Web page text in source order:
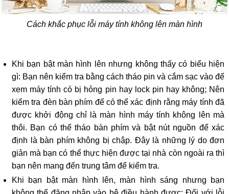
Cách khắc phục lỗi máy tính không lên màn hình
Khi bạn bật màn hình lên nhưng không thấy có biểu hiện
gì: Bạn nên kiểm tra bằng cách tháo pin và cắm sạc vào để
xem máy tính có bị hỏng pin hay lock pin hay không; Nên
kiểm tra đèn bàn phím để có thể xác định rằng máy tính đã
được khởi động chỉ là màn hình máy tính không lên mà
thôi. Bạn có thể tháo bàn phím và bật nút nguồn để xác
định là bàn phím không bị chập. Đây là những lý do đơn
giản mà bạn có thể thực hiện được tại nhà còn ngoài ra thì
bạn nên mang đến trung tâm để kiểm tra.
Khi bạn bật màn hình lên, màn hình sáng nhưng bạn